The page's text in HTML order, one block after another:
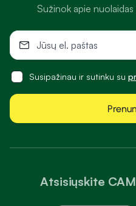
Atsisiųskite
Sužinok apie
Susipažinau ir sutinku su